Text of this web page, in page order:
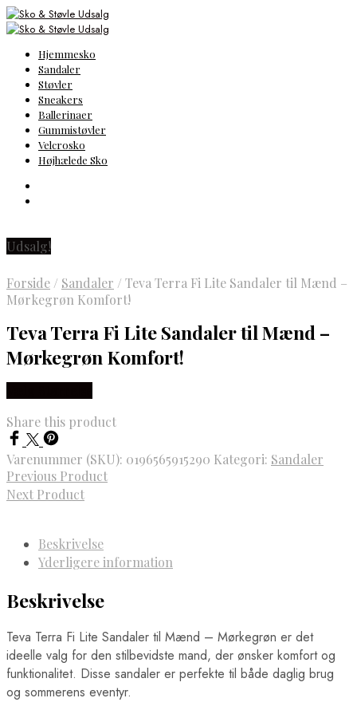
Hjemmesko
Sandaler
Støvler
Sneakers
Ballerinaer
Gummistøvler
Velcrosko
Højhælede Sko
Udsalg!
Forside / Sandaler / Teva Terra Fi Lite Sandaler til Mænd –
Mørkegrøn Komfort!
Teva Terra Fi Lite Sandaler til Mænd –
Mørkegrøn Komfort!
Share this product
Varenummer (SKU): 0196565915290 Kategori: Sandaler
Previous Product
Next Product
Beskrivelse
Yderligere information
Beskrivelse
Teva Terra Fi Lite Sandaler til Mænd – Mørkegrøn er det
ideelle valg for den stilbevidste mand, der ønsker komfort og
funktionalitet. Disse sandaler er perfekte til både daglig brug
og sommerens eventyr.